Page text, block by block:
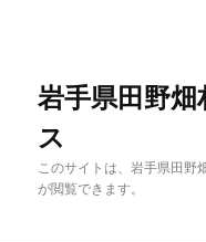
岩手県田野
ス
このサイトは、岩手県田野
が閲覧できます。